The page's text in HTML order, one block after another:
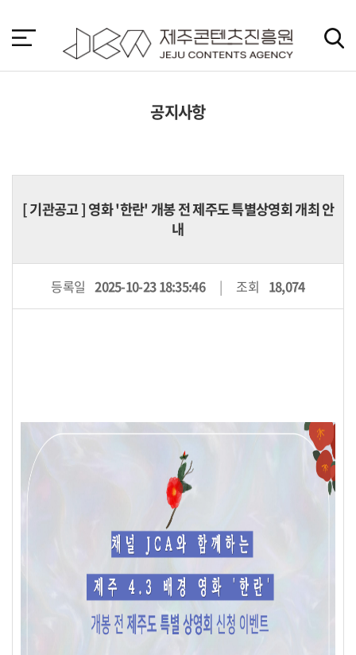
바
가
공지사항
[기관공고] 영화 '한란' 개봉 전 제주도 특별상영회 개최 안
내
등록일 2025-10-23 18:35:46 조회 18,074